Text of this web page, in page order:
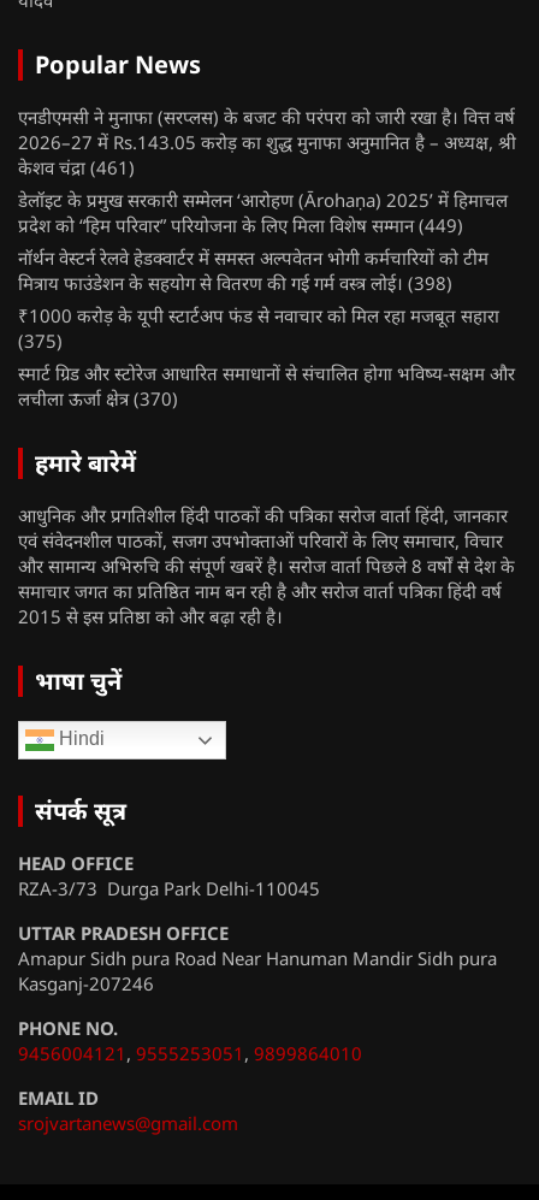
Popular News
एनडीएमसी ने मुनाफा (सरप्लस) के बजट की परंपरा को जारी रखा है। वित्त वर्ष
2026–27 में Rs.143.05 करोड़ का शुद्ध मुनाफा अनुमानित है – अध्यक्ष, श्री
केशव चंद्रा (461)
डेलॉइट के प्रमुख सरकारी सम्मेलन ‘आरोहण (Ārohaṇa) 2025’ में हिमाचल
प्रदेश को “हिम परिवार” परियोजना के लिए मिला विशेष सम्मान (449)
नॉर्थन वेस्टर्न रेलवे हेडक्वार्टर में समस्त अल्पवेतन भोगी कर्मचारियों को टीम
मित्राय फाउंडेशन के सहयोग से वितरण की गई गर्म वस्त्र लोई। (398)
₹1000 करोड़ के यूपी स्टार्टअप फंड से नवाचार को मिल रहा मजबूत सहारा
(375)
स्मार्ट ग्रिड और स्टोरेज आधारित समाधानों से संचालित होगा भविष्य-सक्षम और
लचीला ऊर्जा क्षेत्र (370)
हमारे बारेमें
आधुनिक और प्रगतिशील हिंदी पाठकों की पत्रिका सरोज वार्ता हिंदी, जानकार
एवं संवेदनशील पाठकों, सजग उपभोक्ताओं परिवारों के लिए समाचार, विचार
और सामान्य अभिरुचि की संपूर्ण खबरें है। सरोज वार्ता पिछले 8 वर्षों से देश के
समाचार जगत का प्रतिष्ठित नाम बन रही है और सरोज वार्ता पत्रिका हिंदी वर्ष
2015 से इस प्रतिष्ठा को और बढ़ा रही है।
भाषा चुनें
Hindi
संपर्क सूत्र
HEAD OFFICE
RZA-3/73 Durga Park Delhi-110045
UTTAR PRADESH OFFICE
Amapur Sidh pura Road Near Hanuman Mandir Sidh pura
Kasganj-207246
PHONE NO.
9456004121 , 9555253051 , 9899864010
EMAIL ID
srojvartanews@gmail.com